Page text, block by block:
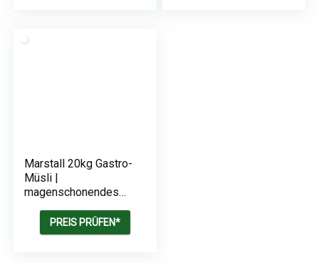
Marstall 20kg Gastro-
Müsli |
magenschonendes
getreidefrei und ohne
Melasse
PREIS PRÜFEN*